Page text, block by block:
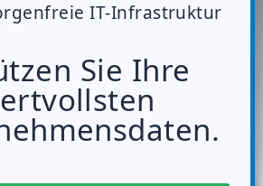
IT-Infrastruktur
Sie Ihre